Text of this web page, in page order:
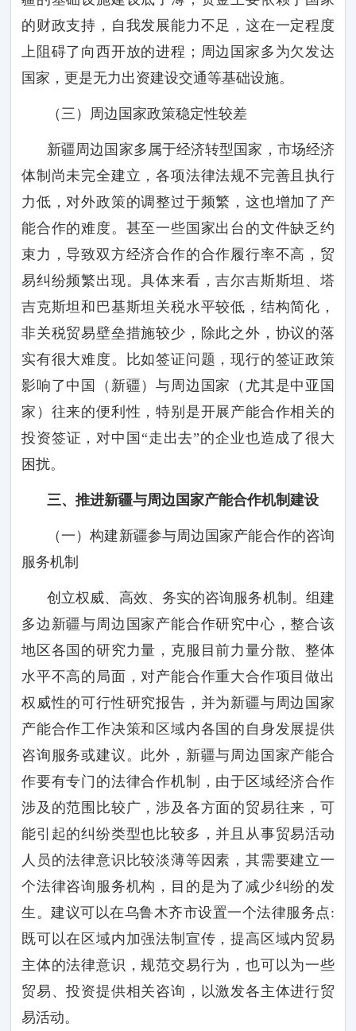
的财政支持，自我发展能力不足，这在一定程度
上阻碍了向西开放的进程；周边国家多为欠发达
国家，更是无力出资建设交通等基础设施。
（三）周边国家政策稳定性较差
新疆周边国家多属于经济转型国家，市场经济
体制尚未完全建立，各项法律法规不完善且执行
力低，对外政策的调整过于频繁，这也增加了产
能合作的难度。甚至一些国家出台的文件缺乏约
束力，导致双方经济合作的合作履行率不高，贸
易纠纷频繁出现。具体来看，吉尔吉斯斯坦、塔
吉克斯坦和巴基斯坦关税水平较低，结构简化，
非关税贸易壁垒措施较少，除此之外，协议的落
实有很大难度。比如签证问题，现行的签证政策
影响了中国（新疆）与周边国家（尤其是中亚国
家）往来的便利性，特别是开展产能合作相关的
投资签证，对中国 “走出去”的企业也造成了很大
困扰。
三、推进新疆与周边国家产能合作机制建设
（一）构建新疆参与周边国家产能合作的咨询
服务机制
创立权威、高效、务实的咨询服务机制。组建
多边新疆与周边国家产能合作研究中心，整合该
地区各国的研究力量，克服目前力量分散、整体
水平不高的局面，对产能合作重大合作项目做出
权威性的可行性研究报告，并为新疆与周边国家
产能合作工作决策和区域内各国的自身发展提供
咨询服务或建议。此外，新疆与周边国家产能合
作要有专门的法律合作机制，由于区域经济合作
涉及的范围比较广，涉及各方面的贸易往来，可
能引起的纠纷类型也比较多，并且从事贸易活动
人员的法律意识比较淡薄等因素，其需要建立一
个法律咨询服务机构，目的是为了减少纠纷的发
生。建议可以在乌鲁木齐市设置一个法律服务点 :
既可以在区域内加强法制宣传，提高区域内贸易
主体的法律意识，规范交易行为，也可以为一些
贸易、投资提供相关咨询，以激发各主体进行贸
易活动。